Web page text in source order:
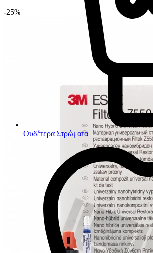
Ουδέτερα Στρώματα
-25%